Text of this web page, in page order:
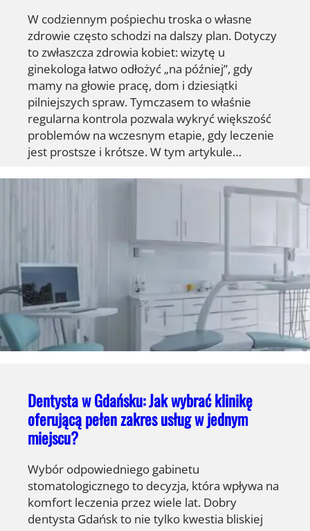
W codziennym pośpiechu troska o własne
zdrowie często schodzi na dalszy plan. Dotyczy
to zwłaszcza zdrowia kobiet: wizytę u
ginekologa łatwo odłożyć „na później”, gdy
mamy na głowie pracę, dom i dziesiątki
pilniejszych spraw. Tymczasem to właśnie
regularna kontrola pozwala wykryć większość
problemów na wczesnym etapie, gdy leczenie
jest prostsze i krótsze. W tym artykule…
Dentysta w Gdańsku: Jak wybrać klinikę
oferującą pełen zakres usług w jednym
miejscu?
Wybór odpowiedniego gabinetu
stomatologicznego to decyzja, która wpływa na
komfort leczenia przez wiele lat. Dobry
dentysta Gdańsk to nie tylko kwestia bliskiej